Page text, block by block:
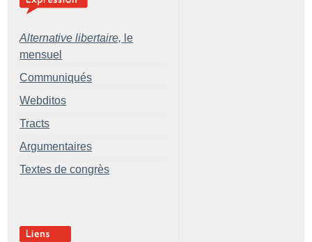
Alternative libertaire, le
mensuel
Communiqués
Webditos
Tracts
Argumentaires
Textes de congrès